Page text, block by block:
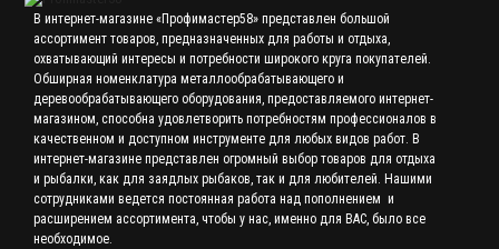
В интернет-магазине «Профимастер58» представлен большой
ассортимент товаров, предназначенных для работы и отдыха,
охватывающий интересы и потребности широкого круга покупателей.
Обширная номенклатура металлообрабатывающего и
деревообрабатывающего оборудования, предоставляемого интернет-
магазином, способна удовлетворить потребностям профессионалов в
качественном и доступном инструменте для любых видов работ. В
интернет-магазине представлен огромный выбор товаров для отдыха
и рыбалки, как для заядлых рыбаков, так и для любителей. Нашими
сотрудниками ведется постоянная работа над пополнением и
расширением ассортимента, чтобы у нас, именно для ВАС, было все
необходимое.